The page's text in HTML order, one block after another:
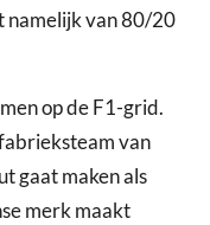
namelijk van 80/20
op de F1-grid.
van
gaat maken als
merk maakt